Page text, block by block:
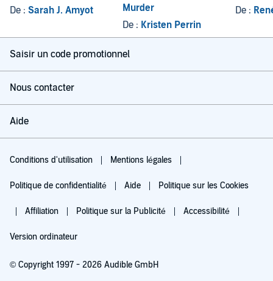
De : Sarah J. Amyot
Murder
De : Kristen Perrin
De :
Saisir un code promotionnel
Nous contacter
Aide
Conditions d'utilisation Mentions légales
Politique de confidentialité Aide Politique sur les Cookies
Affiliation Politique sur la Publicité Accessibilité
Version ordinateur
© Copyright 1997 - 2026 Audible GmbH